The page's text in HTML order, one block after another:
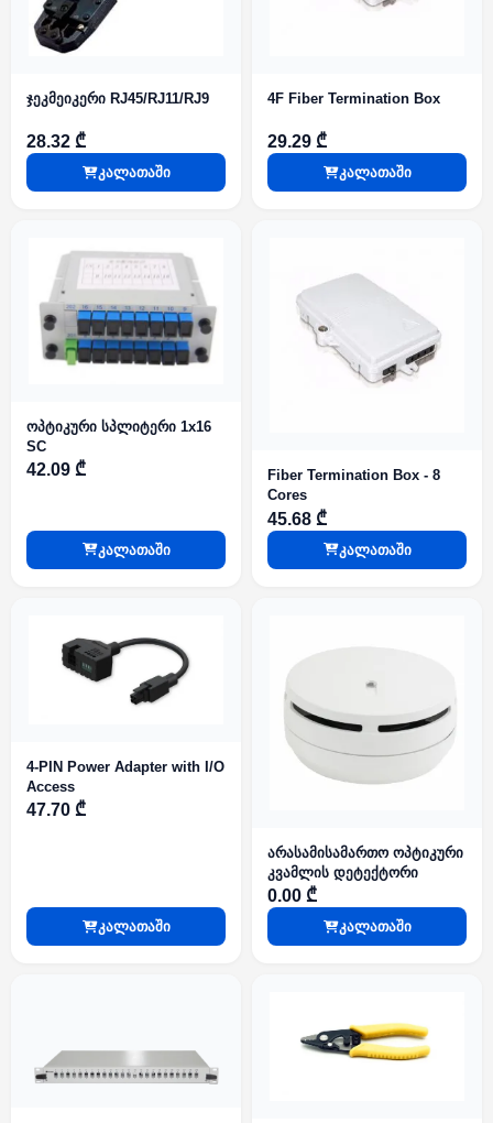
ჯეკმეიკერი RJ45/RJ11/RJ9
28.32 ₾
კალათაში
4F Fiber Termination Box
29.29 ₾
კალათაში
ოპტიკური სპლიტერი 1x16
SC
42.09 ₾
კალათაში
Fiber Termination Box - 8
Cores
45.68 ₾
კალათაში
4-PIN Power Adapter with I/O
Access
47.70 ₾
კალათაში
არასამისამართო ოპტიკური
კვამლის დეტექტორი
0.00 ₾
კალათაში